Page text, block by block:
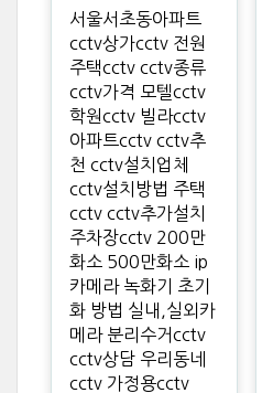
서울서초동아파트
cctv상가cctv 전원
주택cctv cctv종류
cctv가격 모텔cctv
학원cctv 빌라cctv
아파트cctv cctv추
천 cctv설치업체
cctv설치방법 주택
cctv cctv추가설치
주차장cctv 200만
화소 500만화소 ip
카메라 녹화기 초기
화 방법 실내,실외카
메라 분리수거cctv
cctv상담 우리동네
cctv 가정용cctv